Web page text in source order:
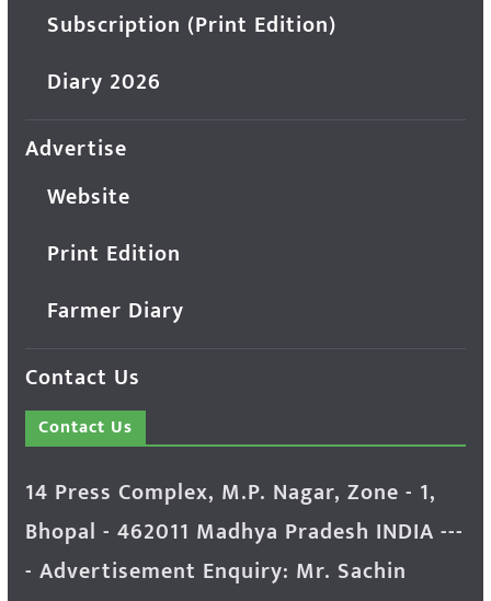
Subscription (Print Edition)
Diary 2026
Advertise
Website
Print Edition
Farmer Diary
Contact Us
Contact Us
14 Press Complex, M.P. Nagar, Zone - 1,
Bhopal - 462011 Madhya Pradesh INDIA ---
- Advertisement Enquiry: Mr. Sachin